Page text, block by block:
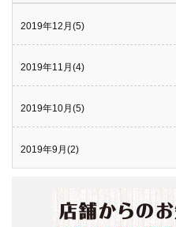
2019年12月(5)
2019年11月(4)
2019年10月(5)
2019年9月(2)